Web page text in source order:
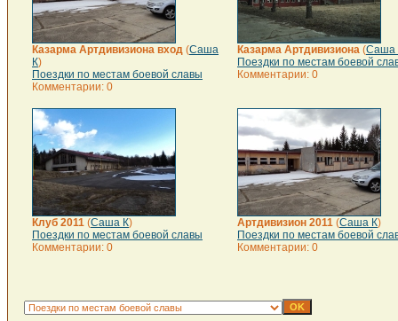
Казарма Артдивизиона вход (Саша
К)
Поездки по местам боевой славы
Комментарии: 0
Казарма Артдивизиона (Саша
Поездки по местам боевой
Комментарии: 0
Клуб 2011 (Саша К)
Поездки по местам боевой славы
Комментарии: 0
Артдивизион 2011 (Саша К)
Поездки по местам боевой
Комментарии: 0